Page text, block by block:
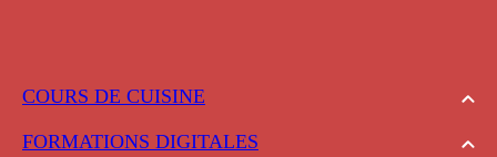
COURS DE CUISINE
FORMATIONS DIGITALES